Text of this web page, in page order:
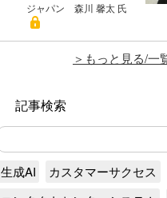
ジャパン 森川 馨太 氏
もっと見る/一
記事検索
生成AI
カスタマーサクセス